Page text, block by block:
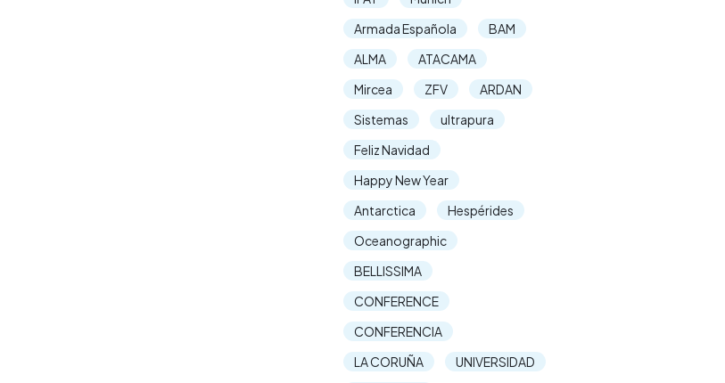
Armada Española
BAM
ALMA
ATACAMA
Mircea
ZFV
ARDAN
Sistemas
ultrapura
Feliz Navidad
Happy New Year
Antarctica
Hespérides
Oceanographic
BELLISSIMA
CONFERENCE
CONFERENCIA
LA CORUÑA
UNIVERSIDAD